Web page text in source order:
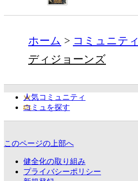
ホーム コミュニティ
ディジョーンズ
人気コミュニティ
コミュを探す
このページの上部へ
健全化の取り組み
プライバシーポリシー